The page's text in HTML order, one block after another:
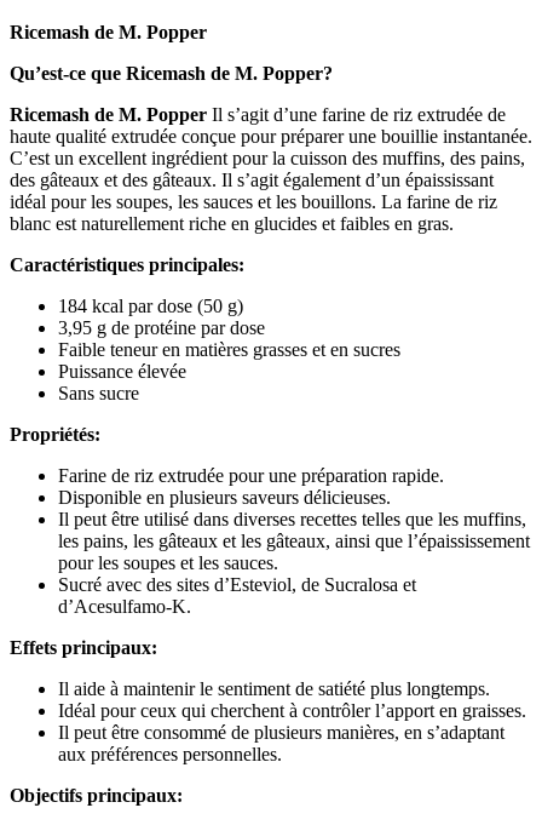
Ricemash de M. Popper
Qu’est-ce que Ricemash de M. Popper?
Ricemash de M. Popper Il s’agit d’une farine de riz extrudée de
haute qualité extrudée conçue pour préparer une bouillie instantanée.
C’est un excellent ingrédient pour la cuisson des muffins, des pains,
des gâteaux et des gâteaux. Il s’agit également d’un épaississant
idéal pour les soupes, les sauces et les bouillons. La farine de riz
blanc est naturellement riche en glucides et faibles en gras.
Caractéristiques principales:
184 kcal par dose (50 g)
3,95 g de protéine par dose
Faible teneur en matières grasses et en sucres
Puissance élevée
Sans sucre
Propriétés:
Farine de riz extrudée pour une préparation rapide.
Disponible en plusieurs saveurs délicieuses.
Il peut être utilisé dans diverses recettes telles que les muffins,
les pains, les gâteaux et les gâteaux, ainsi que l’épaississement
pour les soupes et les sauces.
Sucré avec des sites d’Esteviol, de Sucralosa et
d’Acesulfamo-K.
Effets principaux:
Il aide à maintenir le sentiment de satiété plus longtemps.
Idéal pour ceux qui cherchent à contrôler l’apport en graisses.
Il peut être consommé de plusieurs manières, en s’adaptant
aux préférences personnelles.
Objectifs principaux: